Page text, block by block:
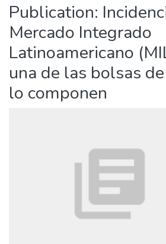
Publication:
Mercado Integrado
Latinoamericano
una de las bolsas
lo componen